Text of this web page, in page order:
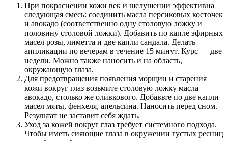
При покраснении кожи век и шелушении эффективна
следующая смесь: соединить масла персиковых косточек
и авокадо (соответственно одну столовую ложку и
половину столовой ложки). Добавить по капле эфирных
масел розы, лиметта и две капли сандала. Делать
аппликации по вечерам в течение 15 минут. Курс — две
недели. Можно также наносить и на область,
окружающую глаза.
Для предотвращения появления морщин и старения
кожи вокруг глаз возьмите столовую ложку масла
авокадо, столько же оливкового. Добавьте по две капли
масел мяты, фенхеля, апельсина. Наносить перед сном.
Результат не заставит себя ждать.
Уход за кожей вокруг глаз требует системного подхода.
Чтобы иметь сияющие глаза в окружении густых ресниц